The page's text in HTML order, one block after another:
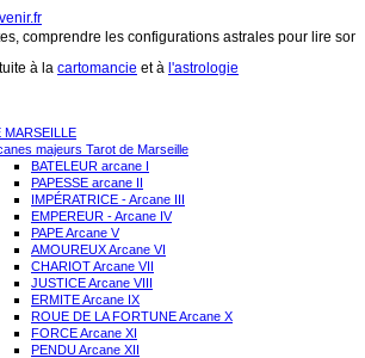
comprendre les configurations astrales pour lire
à la cartomancie et à l'astrologie
MARSEILLE
majeurs Tarot de Marseille
BATELEUR arcane I
PAPESSE arcane II
IMPÉRATRICE - Arcane III
EMPEREUR - Arcane IV
PAPE Arcane V
AMOUREUX Arcane VI
CHARIOT Arcane VII
JUSTICE Arcane VIII
ERMITE Arcane IX
ROUE DE LA FORTUNE Arcane X
FORCE Arcane XI
PENDU Arcane XII